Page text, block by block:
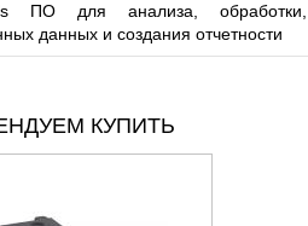
ПО для анализа, обработки,
данных и создания отчетности
КУПИТЬ